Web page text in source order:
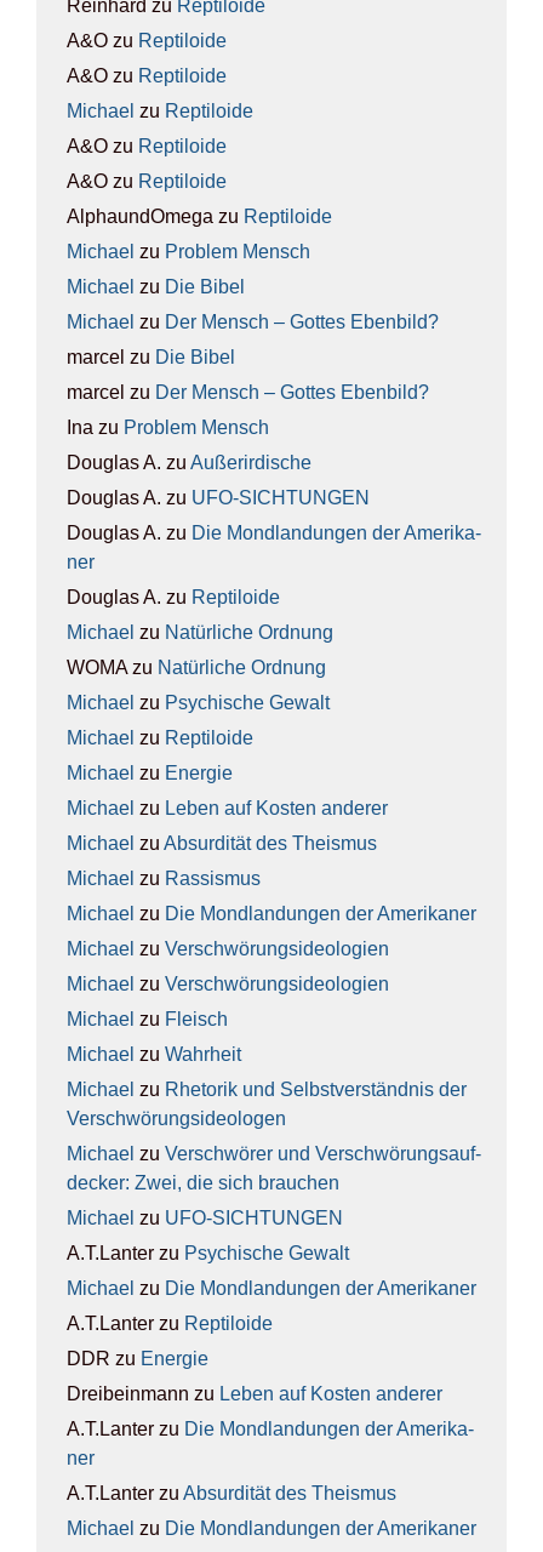
Reinhard zu Rep­ti­lo­ide
A&O zu Rep­ti­lo­ide
A&O zu Rep­ti­lo­ide
Michael zu Rep­ti­lo­ide
A&O zu Rep­ti­lo­ide
A&O zu Rep­ti­lo­ide
AlphaundOmega zu Rep­ti­lo­ide
Michael zu Pro­blem Mensch
Michael zu Die Bibel
Michael zu Der Mensch – Got­tes Eben­bild?
marcel zu Die Bibel
marcel zu Der Mensch – Got­tes Eben­bild?
Ina zu Pro­blem Mensch
Douglas A. zu Außer­ir­di­sche
Douglas A. zu UFO-SICH­TUN­GEN
Douglas A. zu Die Mond­lan­dun­gen der Ame­ri­ka­
ner
Douglas A. zu Rep­ti­lo­ide
Michael zu Natür­li­che Ord­nung
WOMAzu Natür­li­che Ord­nung
Michael zu Psy­chi­sche Gewalt
Michael zu Rep­ti­lo­ide
Michael zu Ener­gie
Michael zu Leben auf Kos­ten ande­rer
Michael zu Absur­di­tät des The­is­mus
Michael zu Ras­sis­mus
Michael zu Die Mond­lan­dun­gen der Ame­ri­ka­ner
Michael zu Ver­schwö­rungs­ideo­lo­gien
Michael zu Ver­schwö­rungs­ideo­lo­gien
Michael zu Fleisch
Michael zu Wahr­heit
Michael zu Rhe­to­rik und Selbst­ver­ständ­nis der
Ver­schwö­rungs­ideo­lo­gen
Michael zu Ver­schwö­rer und Ver­schwö­rungs­auf­
de­cker: Zwei, die sich brau­chen
Michael zu UFO-SICH­TUN­GEN
A.T.Lanter zu Psy­chi­sche Gewalt
Michael zu Die Mond­lan­dun­gen der Ame­ri­ka­ner
A.T.Lanter zu Rep­ti­lo­ide
DDR zu Ener­gie
Dreibeinmann zu Leben auf Kos­ten ande­rer
A.T.Lanter zu Die Mond­lan­dun­gen der Ame­ri­ka­
ner
A.T.Lanter zu Absur­di­tät des The­is­mus
Michael zu Die Mond­lan­dun­gen der Ame­ri­ka­ner